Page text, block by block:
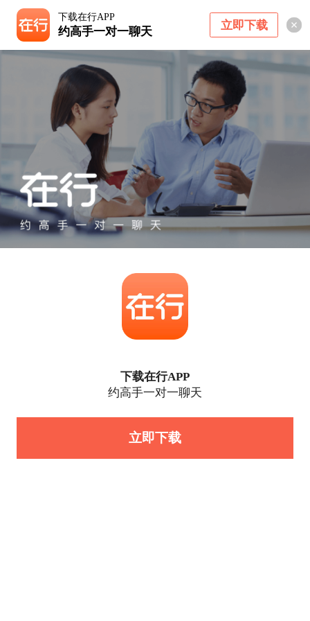
下载在行APP
约高手一对一聊天 立即下载
下载在行APP
约高手一对一聊天
立即下载